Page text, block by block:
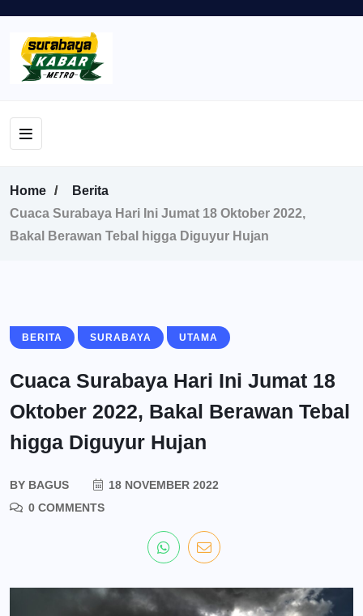
Home
Berita
Cuaca Surabaya Hari Ini Jumat 18 Oktober 2022,
Bakal Berawan Tebal higga Diguyur Hujan
BERITA SURABAYA UTAMA
Cuaca Surabaya Hari Ini Jumat 18
Oktober 2022, Bakal Berawan Tebal
higga Diguyur Hujan
BY BAGUS
18 NOVEMBER 2022
0 COMMENTS